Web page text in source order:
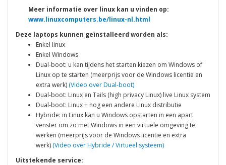
Meer informatie over linux kan u vinden op:
www.linuxcomputers.be/linux-nl.html
Deze laptops kunnen geïnstalleerd worden als:
Enkel linux
Enkel Windows
Dual-boot: u kan tijdens het starten kiezen om Windows of
Linux op te starten (meerprijs voor de Windows licentie en
extra werk) (Video over Dual-boot)
Dual-boot: Linux en Tails (high privacy Linux) live Linux system
Dual-boot: Linux + nog een andere Linux distributie
Hybride: in Linux kan u Windows opstarten in een apart
venster om zo met Windows in een virtuele omgeving te
werken (meerprijs voor de Windows licentie en extra
werk) (Video over Hybride / Virtueel systeem)
Uitstekende service: